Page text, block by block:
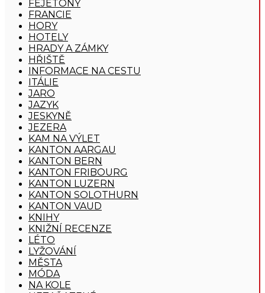
FEJETONY
FRANCIE
HORY
HOTELY
HRADY A ZÁMKY
HŘIŠTĚ
INFORMACE NA CESTU
ITÁLIE
JARO
JAZYK
JESKYNĚ
JEZERA
KAM NA VÝLET
KANTON AARGAU
KANTON BERN
KANTON FRIBOURG
KANTON LUZERN
KANTON SOLOTHURN
KANTON VAUD
KNIHY
KNIŽNÍ RECENZE
LÉTO
LYŽOVÁNÍ
MĚSTA
MÓDA
NA KOLE